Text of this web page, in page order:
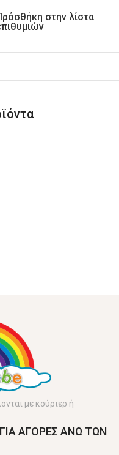
στην λίστα
με κούριερ ή
ΑΓΟΡΕΣ ΑΝΩ ΤΩΝ